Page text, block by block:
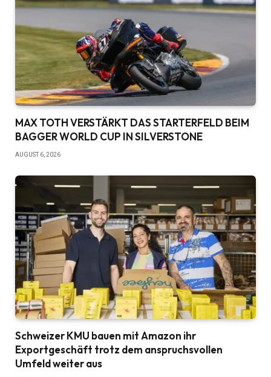
MAX TOTH VERSTÄRKT DAS STARTERFELD BEIM
BAGGER WORLD CUP IN SILVERSTONE
AUGUST 6, 2026
Schweizer KMU bauen mit Amazon ihr
Exportgeschäft trotz dem anspruchsvollen
Umfeld weiter aus